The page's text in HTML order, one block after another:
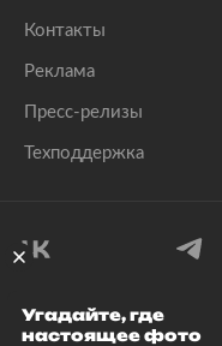
Контакты
Реклама
Пресс-релизы
Техподдержка
©
Угадайте, где
настоящее фото